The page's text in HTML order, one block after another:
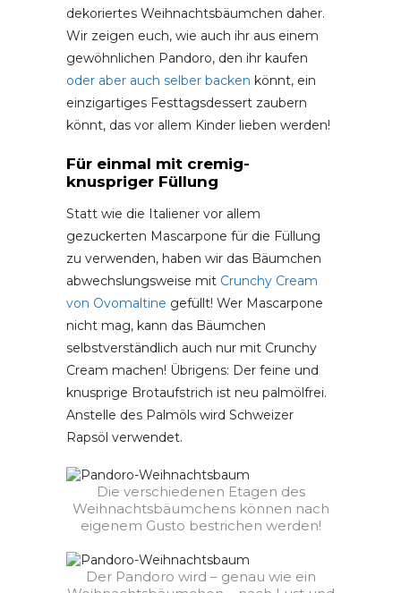
dekoriertes Weihnachtsbäumchen daher.
Wir zeigen euch, wie auch ihr aus einem
gewöhnlichen Pandoro, den ihr kaufen
oder aber auch selber backen könnt, ein
einzigartiges Festtagsdessert zaubern
könnt, das vor allem Kinder lieben werden!
Für einmal mit cremig-
knuspriger Füllung
Statt wie die Italiener vor allem
gezuckerten Mascarpone für die Füllung
zu verwenden, haben wir das Bäumchen
abwechslungsweise mit Crunchy Cream
von Ovomaltine gefüllt! Wer Mascarpone
nicht mag, kann das Bäumchen
selbstverständlich auch nur mit Crunchy
Cream machen! Übrigens: Der feine und
knusprige Brotaufstrich ist neu palmölfrei.
Anstelle des Palmöls wird Schweizer
Rapsöl verwendet.
Die verschiedenen Etagen des
Weihnachtsbäumchens können nach
eigenem Gusto bestrichen werden!
Der Pandoro wird – genau wie ein